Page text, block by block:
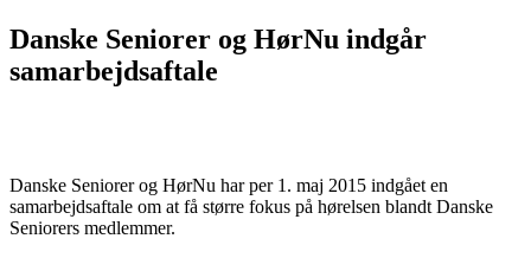
Danske Seniorer og HørNu indgår
samarbejdsaftale
Danske Seniorer og HørNu har per 1. maj 2015 indgået en
samarbejdsaftale om at få større fokus på hørelsen blandt Danske
Seniorers medlemmer.